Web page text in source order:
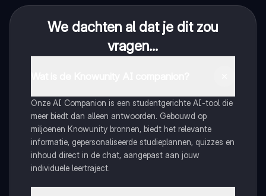
We dachten al dat je dit zou
vragen...
Onze AI Companion is een studentgerichte AI-tool die
meer biedt dan alleen antwoorden. Gebouwd op
miljoenen Knowunity bronnen, biedt het relevante
informatie, gepersonaliseerde studieplannen, quizzes en
inhoud direct in de chat, aangepast aan jouw
individuele leertraject.